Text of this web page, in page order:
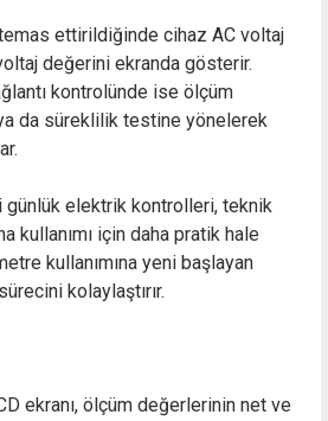
ettirildiğinde cihaz AC voltaj
değerini ekranda gösterir.
kontrolünde ise ölçüm
da süreklilik testine yönelerek
günlük elektrik kontrolleri, teknik
kullanımı için daha pratik hale
kullanımına yeni başlayan
kolaylaştırır.
ekranı, ölçüm değerlerinin net ve